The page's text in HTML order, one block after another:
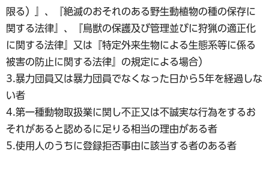
限る）』、『絶滅のおそれのある野生動植物の種の保存に
関する法律』、『鳥獣の保護及び管理並びに狩猟の適正化
に関する法律』又は『特定外来生物による生態系等に係る
被害の防止に関する法律』の規定による場合）
3.暴力団員又は暴力団員でなくなった日から5年を経過しな
い者
4.第一種動物取扱業に関し不正又は不誠実な行為をするお
それがあると認めるに足りる相当の理由がある者
5.使用人のうちに登録拒否事由に該当する者のある者